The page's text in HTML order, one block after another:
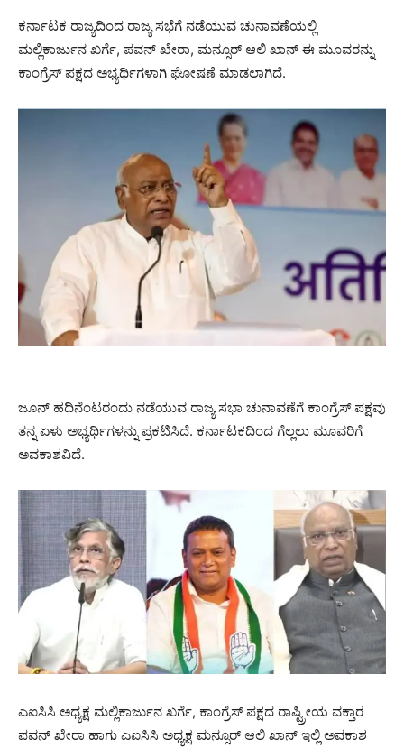
ಕರ್ನಾಟಕ ರಾಜ್ಯದಿಂದ ರಾಜ್ಯ ಸಭೆಗೆ ನಡೆಯುವ ಚುನಾವಣೆಯಲ್ಲಿ
ಮಲ್ಲಿಕಾರ್ಜುನ ಖರ್ಗೆ, ಪವನ್ ಖೇರಾ, ಮನ್ಸೂರ್ ಆಲಿ ಖಾನ್ ಈ ಮೂವರನ್ನು
ಕಾಂಗ್ರೆಸ್ ಪಕ್ಷದ ಅಭ್ಯರ್ಥಿಗಳಾಗಿ ಘೋಷಣೆ ಮಾಡಲಾಗಿದೆ.
ಜೂನ್ ಹದಿನೆಂಟರಂದು ನಡೆಯುವ ರಾಜ್ಯ ಸಭಾ ಚುನಾವಣೆಗೆ ಕಾಂಗ್ರೆಸ್ ಪಕ್ಷವು
ತನ್ನ ಏಳು ಅಭ್ಯರ್ಥಿಗಳನ್ನು ಪ್ರಕಟಿಸಿದೆ. ಕರ್ನಾಟಕದಿಂದ ಗೆಲ್ಲಲು ಮೂವರಿಗೆ
ಅವಕಾಶವಿದೆ.
ಎಐಸಿಸಿ ಅಧ್ಯಕ್ಷ ಮಲ್ಲಿಕಾರ್ಜುನ ಖರ್ಗೆ, ಕಾಂಗ್ರೆಸ್ ಪಕ್ಷದ ರಾಷ್ಟ್ರೀಯ ವಕ್ತಾರ
ಪವನ್ ಖೇರಾ ಹಾಗು ಎಐಸಿಸಿ ಅಧ್ಯಕ್ಷ ಮನ್ಸೂರ್ ಆಲಿ ಖಾನ್ ಇಲ್ಲಿ ಅವಕಾಶ